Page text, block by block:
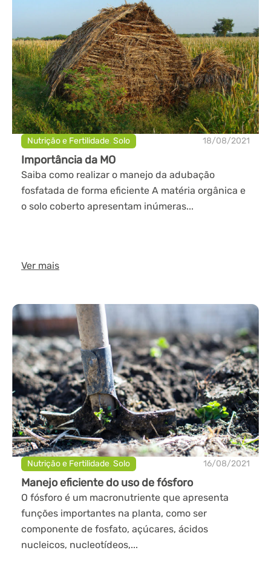
Nutrição e Fertilidade,Solo 18/08/2021
Importância da MO
Saiba como realizar o manejo da adubação
fosfatada de forma eficiente A matéria orgânica e
o solo coberto apresentam inúmeras...
Ver mais
Nutrição e Fertilidade,Solo 16/08/2021
Manejo eficiente do uso de fósforo
O fósforo é um macronutriente que apresenta
funções importantes na planta, como ser
componente de fosfato, açúcares, ácidos
nucleicos, nucleotídeos,...